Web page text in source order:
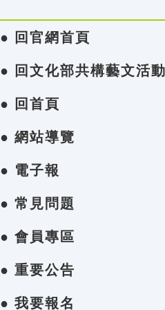
● 回官網首頁
● 回文化部共構藝文活
● 回首頁
● 網站導覽
● 電子報
● 常見問題
● 會員專區
● 重要公告
● 我要報名